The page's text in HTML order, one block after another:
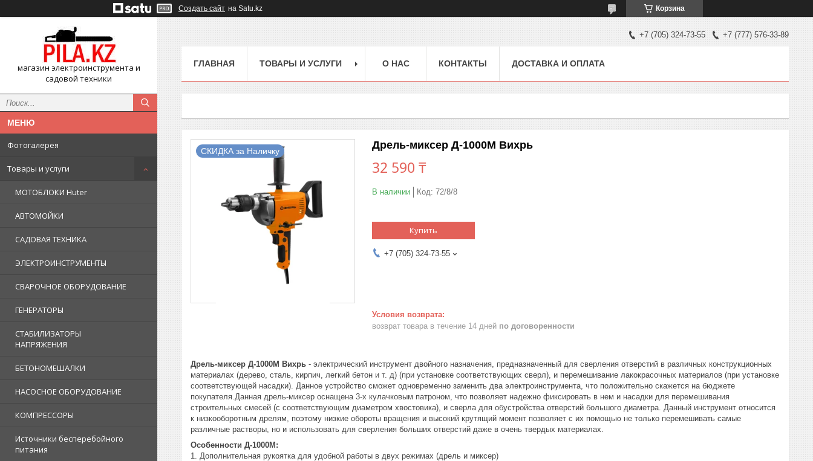
Создать сайт на Satu.kz Корзина
магазин электроинструмента и
садовой техники
Фотогалерея
Товары и услуги
МОТОБЛОКИ Huter
АВТОМОЙКИ
САДОВАЯ ТЕХНИКА
ЭЛЕКТРОИНСТРУМЕНТЫ
СВАРОЧНОЕ ОБОРУДОВАНИЕ
ГЕНЕРАТОРЫ
СТАБИЛИЗАТОРЫ
НАПРЯЖЕНИЯ
БЕТОНОМЕШАЛКИ
НАСОСНОЕ ОБОРУДОВАНИЕ
КОМПРЕССОРЫ
Источники бесперебойного
питания
+7 (705) 324-73-55 +7 (777) 576-33-89
ГЛАВНАЯ ТОВАРЫ И УСЛУГИ О НАС КОНТАКТЫ ДОСТАВКА И ОПЛАТА
СКИДКА за Наличку Дрель-миксер Д-1000М Вихрь
32 590 ₸
В наличии Код: 72/8/8
Купить
+7 (705) 324-73-55
возврат товара в течение 14 дней по договоренности
Дрель-миксер Д-1000М Вихрь - электрический инструмент двойного назначения, предназначенный для сверления отверстий в различных конструкционных
материалах (дерево, сталь, кирпич, легкий бетон и т. д) (при установке соответствующих сверл), и перемешивание лакокрасочных материалов (при установке
соответствующей насадки). Данное устройство сможет одновременно заменить два электроинструмента, что положительно скажется на бюджете
покупателя.Данная дрель-миксер оснащена 3-х кулачковым патроном, что позволяет надежно фиксировать в нем и насадки для перемешивания
строительных смесей (с соответствующим диаметром хвостовика), и сверла для обустройства отверстий большого диаметра. Данный инструмент относится
к низкооборотным дрелям, поэтому низкие обороты вращения и высокий крутящий момент позволяет с их помощью не только перемешивать самые
различные растворы, но и использовать для сверления больших отверстий даже в очень твердых материалах.
Особенности Д-1000М:
1. Дополнительная рукоятка для удобной работы в двух режимах (дрель и миксер)